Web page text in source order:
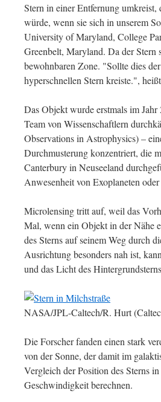
Stern in einer Entfernung
würde, wenn sie sich in unserem
University of Maryland, College
Greenbelt, Maryland. Da der Stern
bewohnbaren Zone. "Sollte dies
hyperschnellen Stern kreiste.",
Das Objekt wurde erstmals im
Team von Wissenschaftlern
Observations in Astrophysics) –
Durchmusterung konzentriert, die
Canterbury in Neuseeland
Anwesenheit von Exoplaneten
Microlensing tritt auf, weil das
Mal, wenn ein Objekt in der Nähe
des Sterns auf seinem Weg durch
Ausrichtung besonders nah ist,
und das Licht des
NASA/JPL-Caltech/R. Hurt
Die Forscher fanden einen stark
von der Sonne, der damit im
Vergleich der Position des Sterns
Geschwindigkeit berechnen.